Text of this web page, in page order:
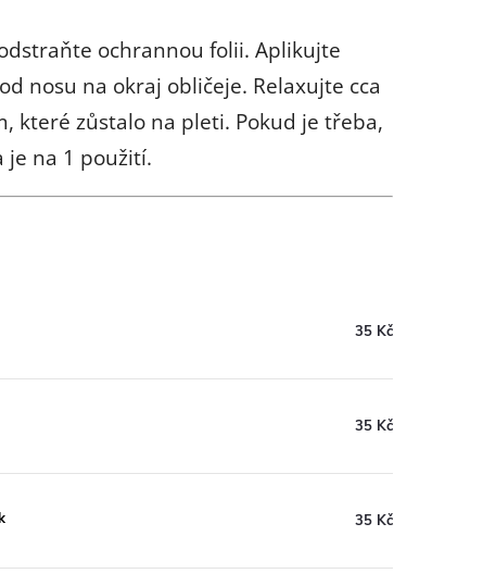
ochrannou folii. Aplikujte
nosu na okraj obličeje. Relaxujte cca
které zůstalo na pleti. Pokud je třeba,
je na 1 použití.
35 Kč
35 Kč
35 Kč